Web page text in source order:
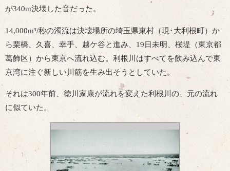
が340m決壊した音だった。
14,000m³/秒の濁流は決壊場所の埼玉県東村（現･大利根町）か
ら栗橋、久喜、幸手、越ケ谷と進み、19日未明、桜堤（東京都
葛飾区）から東京へ流れ込む。利根川はすべてを飲み込んで東
京湾に注ぐ新しい川筋を生み出そうとしていた。
それは300年前、徳川家康が流れを変えた利根川の、元の流れ
に似ていた。